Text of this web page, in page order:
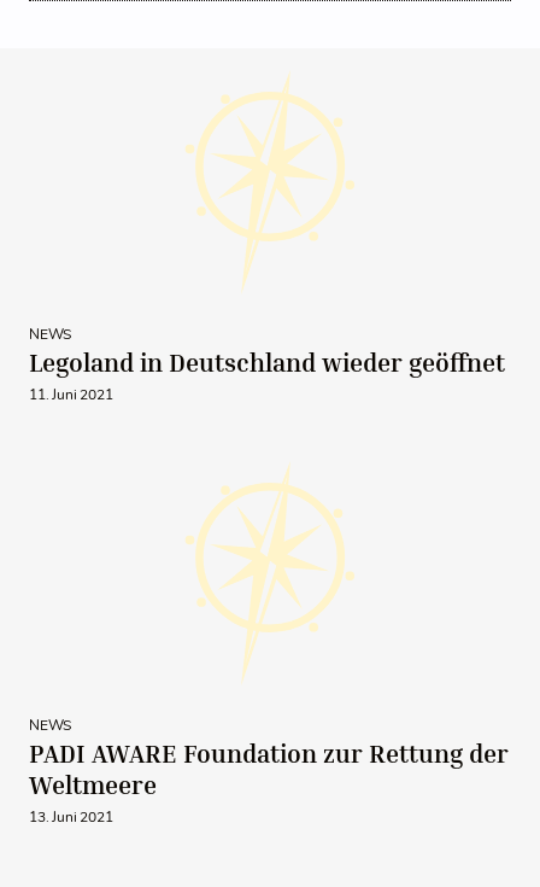
NEWS
Legoland in Deutschland wieder geöffnet
11. Juni 2021
NEWS
PADI AWARE Foundation zur Rettung der
Weltmeere
13. Juni 2021